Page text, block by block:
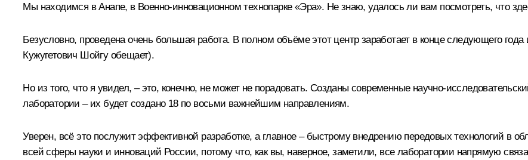
Мы находимся в Анапе, в Военно-инновационном технопарке «Эра». Не знаю, удалось ли вам посмотреть, что
Безусловно, проведена очень большая работа. В полном объёме этот центр заработает в конце следующего
Кужугетович Шойгу обещает).
Но из того, что я увидел, – это, конечно, не может не порадовать. Созданы современные научно-
лаборатории – их будет создано 18 по восьми важнейшим направлениям.
Уверен, всё это послужит эффективной разработке, а главное – быстрому внедрению передовых технологий в
всей сферы науки и инноваций России, потому что, как вы, наверное, заметили, все лаборатории напрямую